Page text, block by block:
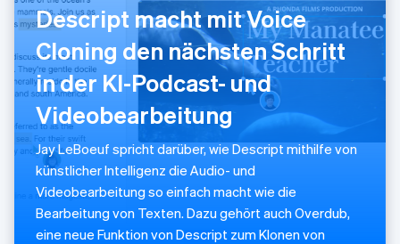
Descript macht mit Voice
Cloning den nächsten Schritt
in der KI-Podcast- und
Videobearbeitung
Jay LeBoeuf spricht darüber, wie Descript mithilfe von
künstlicher Intelligenz die Audio- und
Videobearbeitung so einfach macht wie die
Bearbeitung von Texten. Dazu gehört auch Overdub,
eine neue Funktion von Descript zum Klonen von
Malta
English
Mexiko
EspañolEnglish
Neuseeland
English
Niederlande
Nederlands English
Norwegen
English
Österreich
DeutschEnglish
Polen